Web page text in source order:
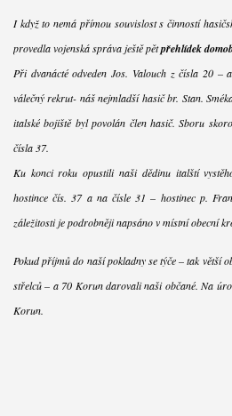
I když to nemá přímou souvislost s činností
provedla vojenská správa ještě pětpřehlídek
Při dvanácté odveden Jos. Valouch z čísla 20
válečný rekrut- náš nejmladší hasič br. Stan.
italské bojiště byl povolán člen hasič. Sboru
čísla 37.
Ku konci roku opustili naši dědinu italští
hostince čís. 37 a na čísle 31 – hostinec p.
záležitosti je podrobněji napsáno v místní obecní
Pokud příjmů do naší pokladny se týče – tak větší
střelců – a 70 Korun darovali naši občané. Na
Korun.